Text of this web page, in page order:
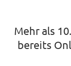
Mehr als
bereits